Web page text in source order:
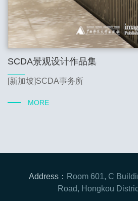
SCDA景观设计作品集
[新加坡]SCDA事务所
MORE
Address： Room 601, C
Road, Hongkou